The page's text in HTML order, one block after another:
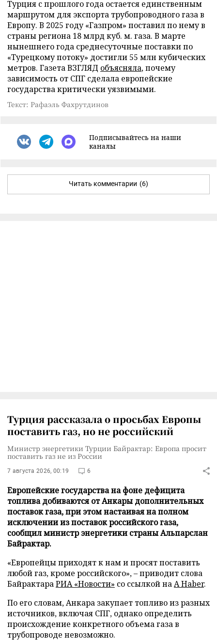
Турция с прошлого года остается единственным
маршрутом для экспорта трубопроводного газа в
Европу. В 2025 году «Газпром» поставил по нему в
страны региона 18 млрд куб. м. газа. В марте
нынешнего года среднесуточные поставки по
«Турецкому потоку» достигли 55 млн кубических
метров. Газета ВЗГЛЯД объясняла, почему
зависимость от СПГ сделала европейские
государства критически уязвимыми.
Текст: Рафаэль Фахрутдинов
Подписывайтесь на наши
каналы
Читать комментарии (6)
Турция рассказала о просьбах Европы
поставить газ, но не российский
Министр энергетики Турции Байрактар: Европа просит
поставить газ не из России
7 августа 2026, 00:19 6
Европейские государства на фоне дефицита
топлива добиваются от Анкары дополнительных
поставок газа, при этом настаивая на полном
исключении из поставок российского газа,
сообщил министр энергетики страны Альпарслан
Байрактар.
«Европейцы приходят к нам и просят поставить
любой газ, кроме российского», – приводит слова
БайрактараРИА «Новости» со ссылкой наA Haber.
По его словам, Анкара закупает топливо из разных
источников, включая СПГ, однако определить
происхождение конкретного объема газа в
трубопроводе невозможно.